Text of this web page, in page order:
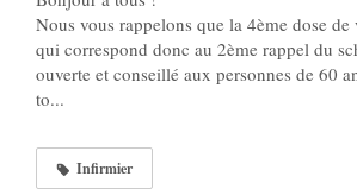
Nous vous rappelons que la 4ème dose
qui correspond donc au 2ème rappel du
ouverte et conseillé aux personnes de 60
to...
Infirmier